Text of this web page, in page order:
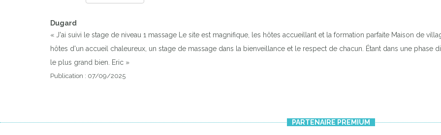
Dugard
« J'ai suivi le stage de niveau 1 massage Le site est magnifique, les hôtes accueillant et la formation parfaite Maison de
hôtes d'un accueil chaleureux, un stage de massage dans la bienveillance et le respect de chacun. Étant dans une phase
le plus grand bien. Eric »
Publication : 07/09/2025
PARTENAIRE PREMIUM